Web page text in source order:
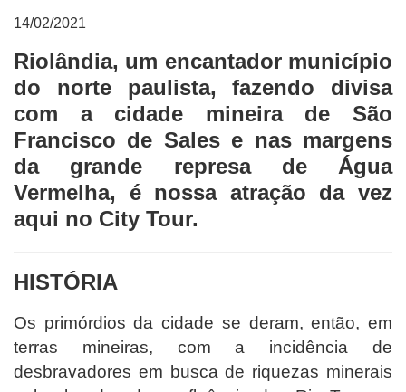
14/02/2021
Riolândia, um encantador município
do norte paulista, fazendo divisa
com a cidade mineira de São
Francisco de Sales e nas margens
da grande represa de Água
Vermelha, é nossa atração da vez
aqui no City Tour.
HISTÓRIA
Os primórdios da cidade se deram, então, em
terras mineiras, com a incidência de
desbravadores em busca de riquezas minerais